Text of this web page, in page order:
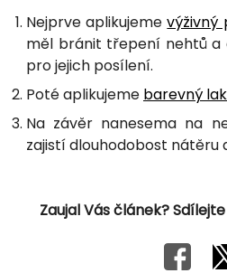
Nejprve aplikujemevýživný
měl bránit třepení nehtů
pro jejich posílení.
Poté aplikujeme barevný lak
Na závěr nanesema na
zajistí dlouhodobost nátěru
Zaujal Vás článek?